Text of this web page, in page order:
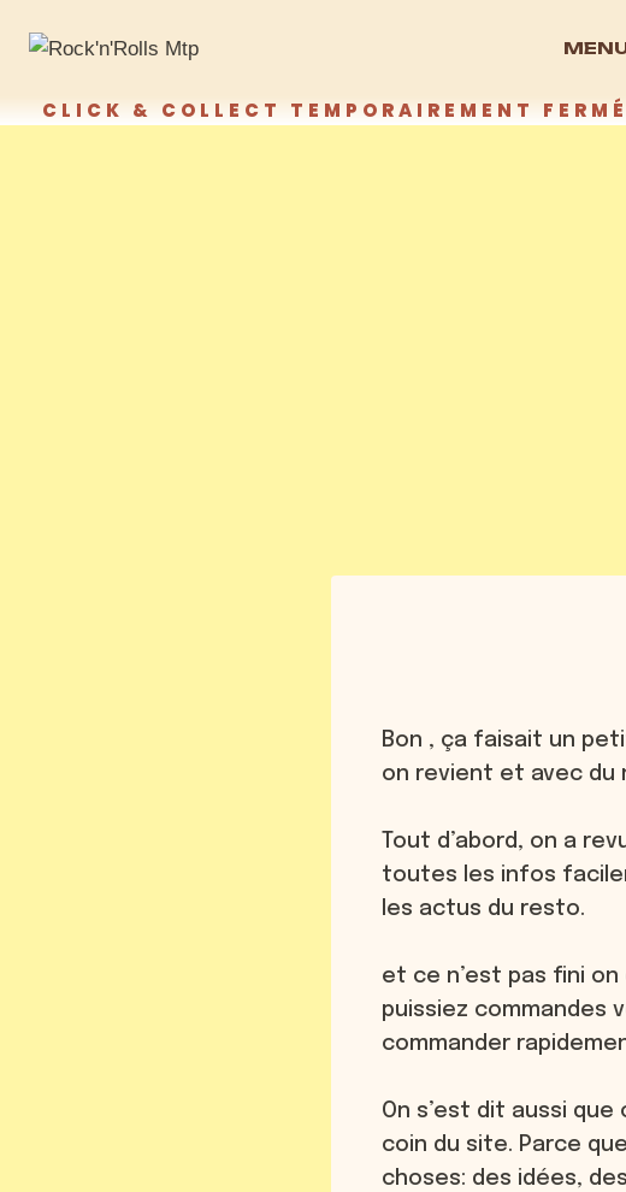
CLICK & COLLECT TEMPORAIREMENT
Bon , ça faisait un
on revient et avec du
Tout d’abord, on a
toutes les infos
les actus du resto.
et ce n’est pas fini
puissiez commandes
commander
On s’est dit aussi
coin du site. Parce
choses: des idées,